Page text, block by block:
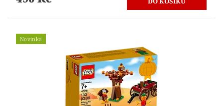
Novinka